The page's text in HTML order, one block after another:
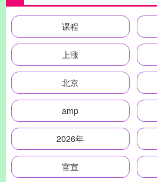
课程
上涨
北京
amp
2026年
官宣